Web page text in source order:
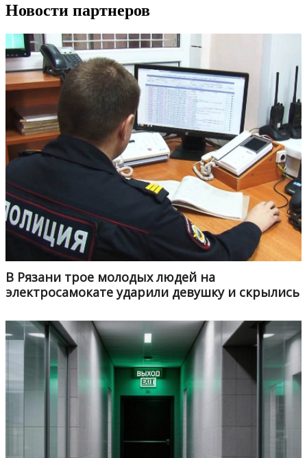
Новости партнеров
В Рязани трое молодых людей на
электросамокате ударили девушку и скрылись